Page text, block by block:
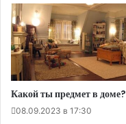
Какой ты предмет в доме?
08.09.2023 в 17:30